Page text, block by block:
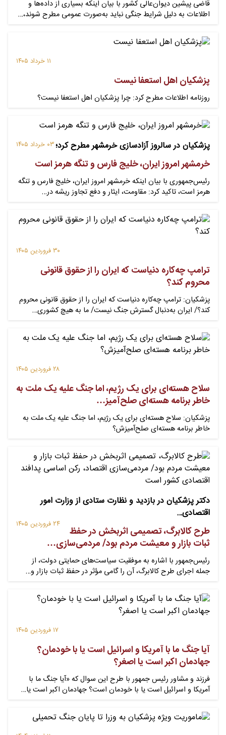
قاضی پیشین دیوان‌عالی کشور با بیان اینکه بسیاری از داده‌ها و
اطلاعات به دلیل شرایط جنگی نباید به‌صورت عمومی مطرح شوند،…
۱۱ خرداد ۱۴۰۵
پزشکیان اهل استعفا نیست
روزنامه اطلاعات مطرح کرد: چرا پزشکیان اهل استعفا نیست؟
پزشکیان در سالروز آزادسازی خرمشهر مطرح کرد؛۰۳ خرداد ۱۴۰۵
خرمشهر امروز ایران، خلیج فارس و تنگه هرمز است
رئیس‌جمهوری با بیان اینکه خرمشهر امروز ایران، خلیج فارس و تنگه
هرمز است، تاکید کرد: مقاومت، ایثار و دفع تجاوز ریشه در…
۳۰ فروردین ۱۴۰۵
ترامپ چه‌کاره دنیاست که ایران را از حقوق قانونی
محروم کند؟
پزشکیان: ترامپ چه‌کاره دنیاست که ایران را از حقوق قانونی محروم
کند؟/ ایران به‌دنبال گسترش جنگ نیست/ ما به هیچ کشوری…
۲۸ فروردین ۱۴۰۵
سلاح هسته‌ای برای یک رژیم، اما جنگ علیه یک ملت به‌
خاطر برنامه هسته‌ای صلح‌آمیز…
پزشکیان: سلاح هسته‌ای برای یک رژیم، اما جنگ علیه یک ملت به‌
خاطر برنامه هسته‌ای صلح‌آمیزش؟
دکتر پزشکیان در بازدید و نظارت ستادی از وزارت امور
اقتصادی…
۲۴ فروردین ۱۴۰۵
طرح کالابرگ، تصمیمی اثربخش در حفظ
ثبات بازار و معیشت مردم بود/ مردمی‌سازی…
رئیس‌جمهور با اشاره به موفقیت سیاست‌های حمایتی دولت، از
جمله اجرای طرح کالابرگ، آن را گامی مؤثر در حفظ ثبات بازار و…
۱۷ فروردین ۱۴۰۵
آیا جنگ ما با آمریکا و اسرائیل است یا با خودمان؟
جهادمان اکبر است یا اصغر؟
فرزند و مشاور رئیس جمهور با طرح این سوال که «آیا جنگ ما با
آمریکا و اسرائیل است یا با خودمان است؟ جهادمان اکبر است یا…